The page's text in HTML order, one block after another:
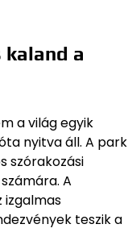
kaland a
a világ egyik
nyitva áll. A park
szórakozási
A
teszik a